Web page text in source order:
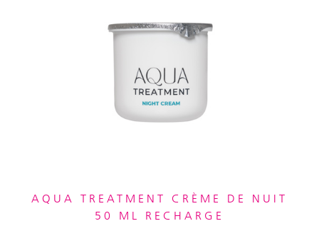
AQUA TREATMENT CRÈME DE NUIT
50 ML RECHARGE